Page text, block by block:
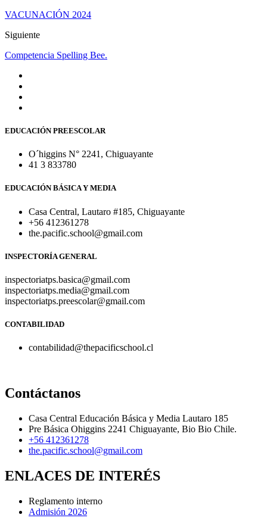
VACUNACIÓN 2024
Siguiente
Competencia Spelling Bee.
EDUCACIÓN PREESCOLAR
O´higgins N° 2241, Chiguayante
41 3 833780
EDUCACIÓN BÁSICA Y MEDIA
Casa Central, Lautaro #185, Chiguayante
+56 412361278
the.pacific.school@gmail.com
INSPECTORÍA GENERAL
inspectoriatps.basica@gmail.com
inspectoriatps.media@gmail.com
inspectoriatps.preescolar@gmail.com
CONTABILIDAD
contabilidad@thepacificschool.cl
Contáctanos
Casa Central Educación Básica y Media Lautaro 185
Pre Básica Ohiggins 2241 Chiguayante, Bio Bio Chile.
+56 412361278
the.pacific.school@gmail.com
ENLACES DE INTERÉS
Reglamento interno
Admisión 2026